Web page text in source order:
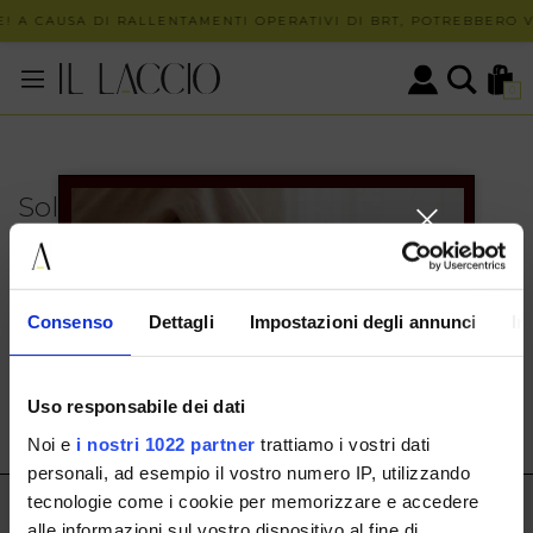
Consenso Dettagli Impostazioni degli annunci
Uso responsabile dei dati
Noi e i nostri 1022 partner trattiamo i vostri dati
personali, ad esempio il vostro numero IP, utilizzando
tecnologie come i cookie per memorizzare e accedere
A CAUSA DI RALLENTAMENTI OPERATIVI DI BRT, POTREBBERO
0
Solo in negozio
PUOI TROVARE QUESTO ARTICOLO SOLO PRESSO I
NOSTRI PUNTI VENDITA:
customerservice@illaccio.it
IL LACCIO